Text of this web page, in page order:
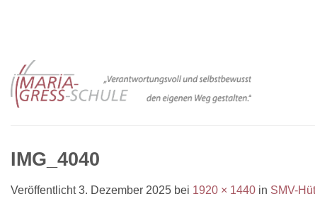
IMG_4040
Veröffentlicht3. Dezember 2025 bei 1920 × 1440 in SMV-